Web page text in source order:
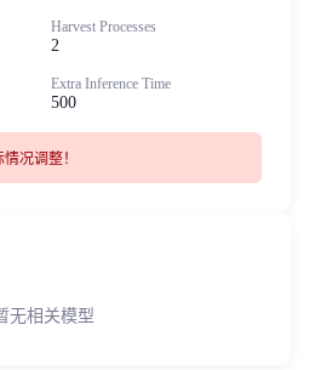
Harvest Processes
2
Extra Inference Time
500
况调整！
无相关模型